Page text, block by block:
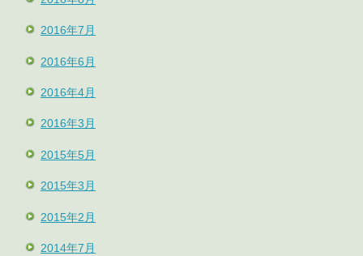
2016年7月
2016年6月
2016年4月
2016年3月
2015年5月
2015年3月
2015年2月
2014年7月